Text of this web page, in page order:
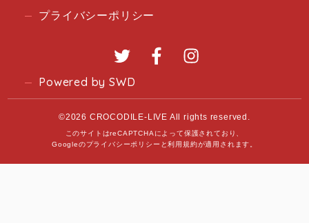
プライバシーポリシー
Twitter Facebook
Powered by SWD
©2026 CROCODILE-LIVE All rights reserved.
このサイトはreCAPTCHAによって保護されており、
Googleのプライバシーポリシー と利用規約が適用されます。